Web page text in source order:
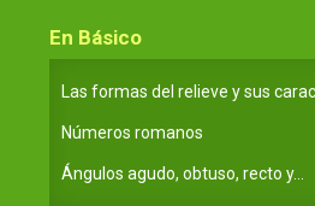
En Básico
Las formas del relieve y sus
Números romanos
Ángulos agudo, obtuso, recto y...